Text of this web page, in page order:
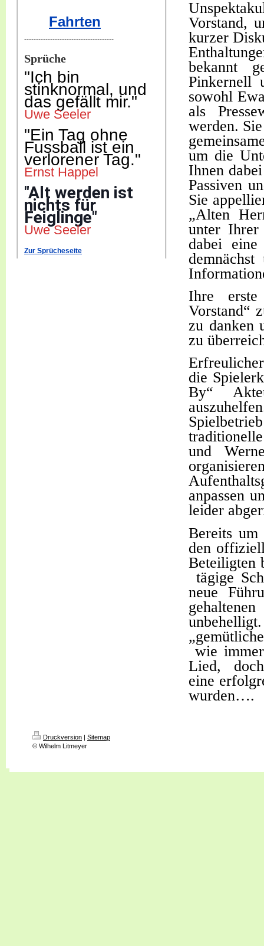
Fahrten
--------------------------------------
Sprüche
"Ich bin
stinknormal, und
das gefällt mir."
Uwe Seeler
"Ein Tag ohne
Fussball ist ein
verlorener Tag."
Ernst Happel
"Alt werden ist
nichts für
Feiglinge"
Uwe Seeler
Zur Sprücheseite
Vorstand,
kurzer
bekannt
Pinkernell
sowohl
als
werden.
um die
Ihnen
Passiven
Sie
„Alten
unter
dabei
Ihre erste
Vorstand“
zu danken
zu
die
By“
und
anpassen
leider
Bereits um
den
Beteiligten
tägige
neue
wie
Lied,
eine
wurden….
Druckversion | Sitemap
© Wilhelm Litmeyer